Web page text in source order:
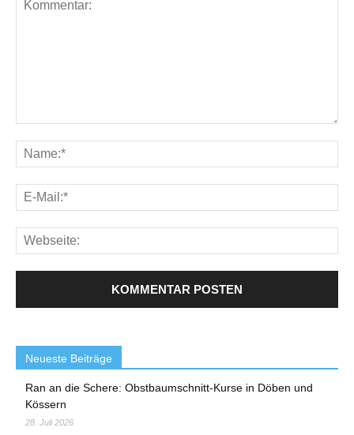
Neueste Beiträge
Ran an die Schere: Obstbaumschnitt-Kurse in Döben und
Kössern
28. Juli 2026